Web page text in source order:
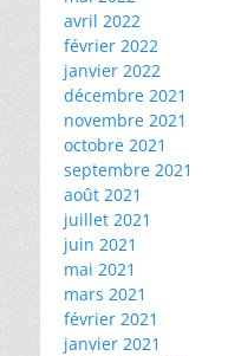
avril 2022
février 2022
janvier 2022
décembre 2021
novembre 2021
octobre 2021
septembre 2021
août 2021
juillet 2021
juin 2021
mai 2021
mars 2021
février 2021
janvier 2021